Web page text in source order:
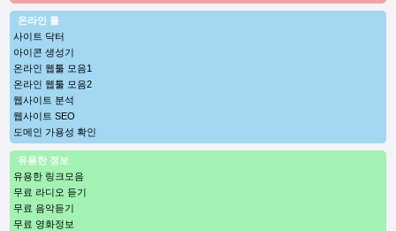
온라인 툴
사이트 닥터
아이콘 생성기
온라인 웹툴 모음1
온라인 웹툴 모음2
웹사이트 분석
웹사이트 SEO
도메인 가용성 확인
유용한 정보
유용한 링크모음
무료 라디오 듣기
무료 음악듣기
무료 영화정보